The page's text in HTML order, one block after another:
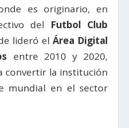
es originario, en
del Futbol Club
lideró elÁrea Digital
entre 2010 y 2020,
convertir la institución
mundial en el sector